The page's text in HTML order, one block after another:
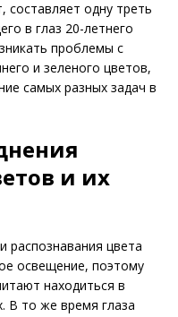
составляет одну треть
в глаз 20-летнего
проблемы с
и зеленого цветов,
самых разных задач в
и их
распознавания цвета
освещение, поэтому
находиться в
В то же время глаза